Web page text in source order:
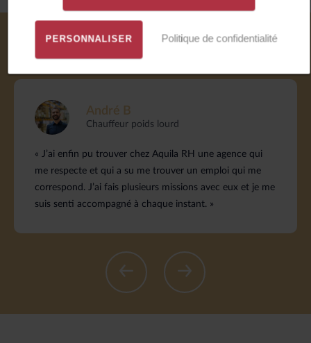
Nos valeurs à travers vos mots
André B
Chauffeur poids lourd
« J’ai enfin pu trouver chez Aquila RH une agence qui
me respecte et qui a su me trouver un emploi qui me
correspond. J’ai fais plusieurs missions avec eux et je me
suis senti accompagné à chaque instant. »
PERSONNALISER Politique de confidentialité